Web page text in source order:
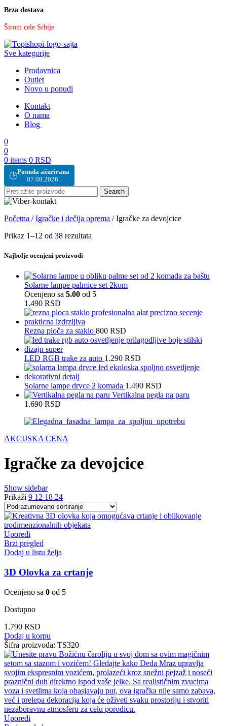
Brza dostava
Širom cele Srbije
Sve kategorije
Prodavnica
Outlet
Novo u ponudi
Kontakt
O nama
Blog
0
0
0 items 0 RSD
🕒Ponuda ažurirana
07.08.2026.
Search
Početna / Igračke i dečija oprema / Igračke za devojcice
Prikaz 1–12 od 38 rezultata
Najbolje ocenjeni proizvodi
Solarne lampe palmice set 2kom
Ocenjeno sa 5.00 od 5
1.490 RSD
Rezna ploča za staklo 800 RSD
LED RGB trake za auto 1.290 RSD
Solarne lampe drvce 2 komada 1.490 RSD
Vertikalna pegla na paru
1.690 RSD
AKCIJSKA CENA
Igračke za devojcice
Show sidebar
Prikaži 9 12 18 24
Uporedi
Brzi pregled
Dodaj u listu želja
3D Olovka za crtanje
Ocenjeno sa 0 od 5
Dostupno
1.790 RSD
Dodaj u korpu
Šifra proizvoda: TS320
Uporedi